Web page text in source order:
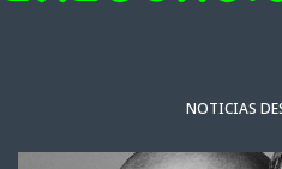
NOTICIAS